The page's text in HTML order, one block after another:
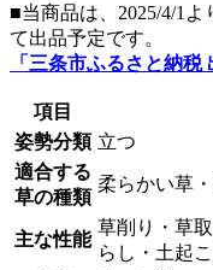
■当商品は、2025/4/1
て出品予定です。
「三条市ふるさと納
項目
姿勢分類 立つ
適合する
草の種類
柔らかい草
主な性能
草削り・草
らし・土起